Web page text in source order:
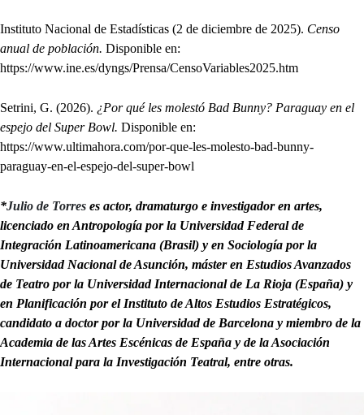
Instituto Nacional de Estadísticas (2 de diciembre de 2025). Censo
anual de población. Disponible en:
https://www.ine.es/dyngs/Prensa/CensoVariables2025.htm
Setrini, G. (2026). ¿Por qué les molestó Bad Bunny? Paraguay en el
espejo del Super Bowl. Disponible en:
https://www.ultimahora.com/por-que-les-molesto-bad-bunny-
paraguay-en-el-espejo-del-super-bowl
*Julio de Torres es actor, dramaturgo e investigador en artes,
licenciado en Antropología por la Universidad Federal de
Integración Latinoamericana (Brasil) y en Sociología por la
Universidad Nacional de Asunción, máster en Estudios Avanzados
de Teatro por la Universidad Internacional de La Rioja (España) y
en Planificación por el Instituto de Altos Estudios Estratégicos,
candidato a doctor por la Universidad de Barcelona y miembro de la
Academia de las Artes Escénicas de España y de la Asociación
Internacional para la Investigación Teatral, entre otras.